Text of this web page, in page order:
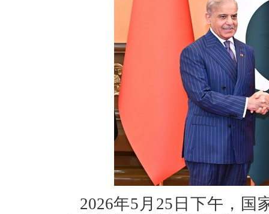
2026年5月25日下午，国